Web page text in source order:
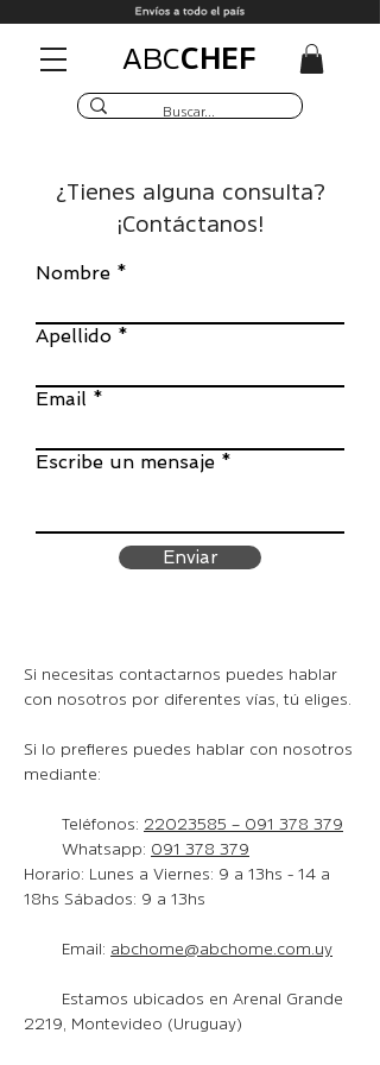
ABCCHEF
¿Tienes alguna consulta?
¡Contáctanos!
Nombre
Apellido
Email
Escribe un mensaje
Enviar
Si necesitas contactarnos puedes hablar
con nosotros por diferentes vías, tú eliges.
Si lo prefieres puedes hablar con nosotros
mediante:
Teléfonos: 22023585 – 091 378 379
Whatsapp: 091 378 379
Horario: Lunes a Viernes: 9 a 13hs - 14 a
18hs Sábados: 9 a 13hs
Email: abchome@abchome.com.uy
Estamos ubicados en Arenal Grande
2219, Montevideo (Uruguay)